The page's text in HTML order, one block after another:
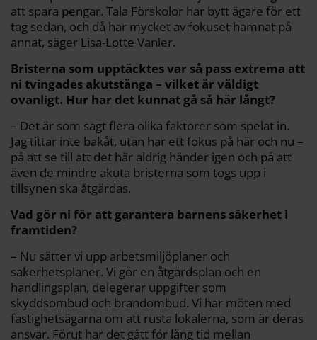
att spara pengar. Tala Förskolor har bytt ägare för ett
tag sedan, och då har mycket av fokuset hamnat på
annat, säger Lisa-Lotte Vanler.
Bristerna som upptäcktes var så pass extrema att
ni tvingades akutstänga – vilket är väldigt
ovanligt. Hur har det kunnat gå så här långt?
– Det är som sagt flera olika faktorer som spelat in.
Jag tittar inte bakåt, utan har ett fokus på här och nu –
på att se till att det här aldrig händer igen och på att
även de mindre akuta bristerna som togs upp i
tillsynen ska åtgärdas.
Vad gör ni för att garantera barnens säkerhet i
framtiden?
– Nu sätter vi upp arbetsmiljöplaner och
säkerhetsplaner. Vi gör en åtgärdsplan och en
handlingsplan, delegerar uppgifter som
skyddsombud och brandombud. Vi har möten med
fastighetsägarna om att rusta lokalerna, som är deras
ansvar. Förut har det gått för lång tid mellan